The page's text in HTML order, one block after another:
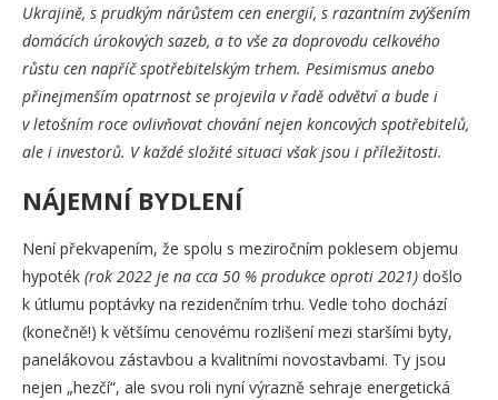
Ukrajině, s prudkým nárůstem cen energií, s razantním zvýšením
domácích úrokových sazeb, a to vše za doprovodu celkového
růstu cen napříč spotřebitelským trhem. Pesimismus anebo
přinejmenším opatrnost se projevila v řadě odvětví a bude i
v letošním roce ovlivňovat chování nejen koncových spotřebitelů,
ale i investorů. V každé složité situaci však jsou i příležitosti.
NÁJEMNÍ BYDLENÍ
Není překvapením, že spolu s meziročním poklesem objemu
hypoték (rok 2022 je na cca 50 % produkce oproti 2021) došlo
k útlumu poptávky na rezidenčním trhu. Vedle toho dochází
(konečně!) k většímu cenovému rozlišení mezi staršími byty,
panelákovou zástavbou a kvalitními novostavbami. Ty jsou
nejen „hezčí“, ale svou roli nyní výrazně sehraje energetická